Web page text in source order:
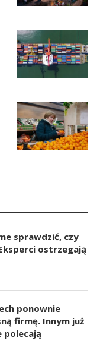
sprawdzić, czy
ostrzegają
ponownie
firmę. Innym już
polecają